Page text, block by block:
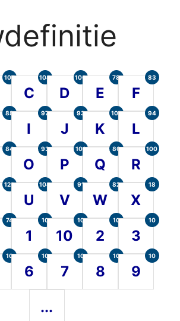
107
C
104
D
100
E
78
F
83
88
I
97
J
93
K
101
L
94
84
O
93
P
101
Q
80
R
100
120
U
104
V
91
W
82
X
18
74
1
10
10
10
2
10
3
10
10
6
10
7
10
8
10
9
10
...